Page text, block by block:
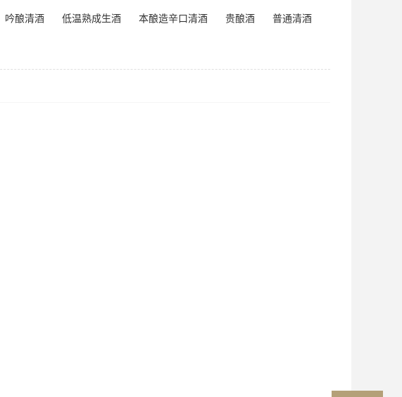
吟酿清酒 低温熟成生酒 本酿造辛口清酒 贵酿酒 普通清酒